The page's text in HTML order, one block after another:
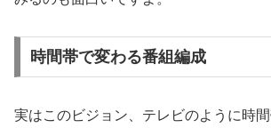
時間帯で変わる番組編成
実はこのビジョン、テレビのように時